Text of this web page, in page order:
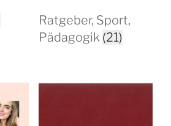
Ratgeber, Sport,
Pädagogik (21)